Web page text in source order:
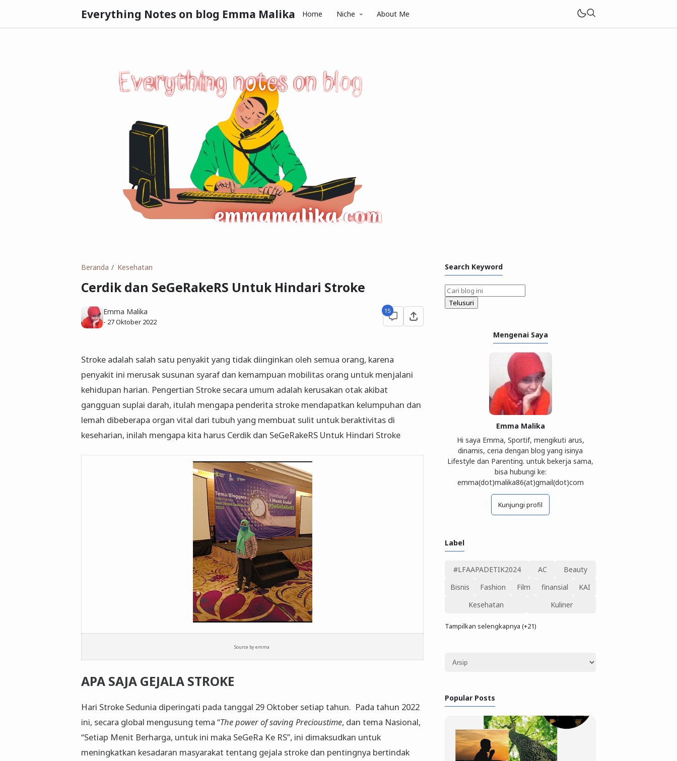
Everything Notes on blog Emma Malika Home Niche About Me
Beranda Kesehatan
Cerdik dan SeGeRakeRS Untuk Hindari Stroke
Emma Malika
- 27 Oktober 2022
15
Stroke adalah salah satu penyakit yang tidak diinginkan oleh semua orang, karena
penyakit ini merusak susunan syaraf dan kemampuan mobilitas orang untuk menjalani
kehidupan harian. Pengertian Stroke secara umum adalah kerusakan otak akibat
gangguan suplai darah, itulah mengapa penderita stroke mendapatkan kelumpuhan dan
lemah dibeberapa organ vital dari tubuh yang membuat sulit untuk beraktivitas di
keseharian, inilah mengapa kita harus Cerdik dan SeGeRakeRS Untuk Hindari Stroke
Source by emma
APA SAJA GEJALA STROKE
Hari Stroke Sedunia diperingati pada tanggal 29 Oktober setiap tahun. Pada tahun 2022
ini, secara global mengusung tema “The power of saving Precioustime, dan tema Nasional,
“Setiap Menit Berharga, untuk ini maka SeGeRa Ke RS”, ini dimaksudkan untuk
meningkatkan kesadaran masyarakat tentang gejala stroke dan pentingnya bertindak
Search Keyword
Mengenai Saya
Emma Malika
Hi saya Emma, Sportif, mengikuti arus,
dinamis, ceria dengan blog yang isinya
Lifestyle dan Parenting. untuk bekerja sama,
bisa hubungi ke:
emma(dot)malika86(at)gmail(dot)com
Kunjungi profil
Label
#LFAAPADETIK2024 AC
Beauty
Bisnis
Fashion Film finansial
KAI
Kesehatan
Kuliner
Tampilkan selengkapnya (+21)
Popular Posts